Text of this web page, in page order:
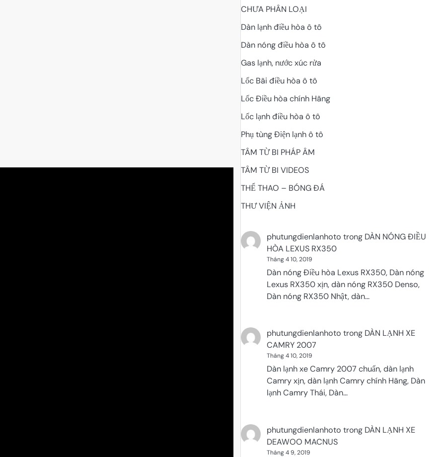
CHƯA PHÂN LOẠI
Dàn lạnh điều hòa ô tô
Dàn nóng điều hòa ô tô
Gas lạnh, nước xúc rửa
Lốc Bãi điều hòa ô tô
Lốc Điều hòa chính Hãng
Lốc lạnh điều hòa ô tô
Phụ tùng Điện lạnh ô tô
TÂM TỪ BI PHÁP ÂM
TÂM TỪ BI VIDEOS
THỂ THAO – BÓNG ĐÁ
THƯ VIỆN ẢNH
phutungdienlanhoto trong DÀN NÓNG ĐIỀU
HÒA LEXUS RX350
Tháng 4 10, 2019
Dàn nóng Điều hòa Lexus RX350, Dàn nóng
Lexus RX350 xịn, dàn nóng RX350 Denso,
Dàn nóng RX350 Nhật, dàn…
phutungdienlanhoto trong DÀN LẠNH XE
CAMRY 2007
Tháng 4 10, 2019
Dàn lạnh xe Camry 2007 chuẩn, dàn lạnh
Camry xịn, dàn lạnh Camry chính Hãng, Dàn
lạnh Camry Thái, Dàn…
phutungdienlanhoto trong DÀN LẠNH XE
DEAWOO MACNUS
Tháng 4 9, 2019